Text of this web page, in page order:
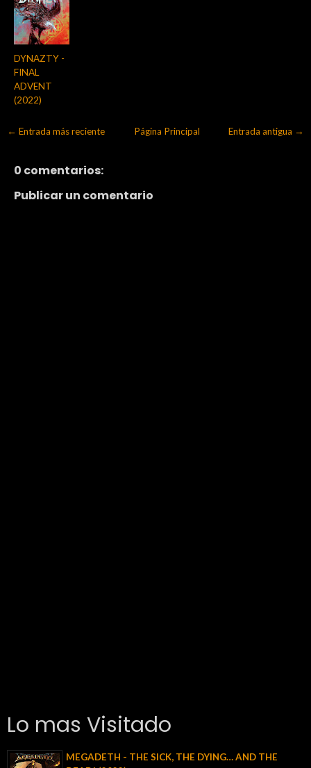
DYNAZTY -
FINAL
ADVENT
(2022)
← Entrada más reciente Entrada antigua →
Página Principal
0 comentarios:
Publicar un comentario
Lo mas Visitado
MEGADETH - THE SICK, THE DYING… AND THE